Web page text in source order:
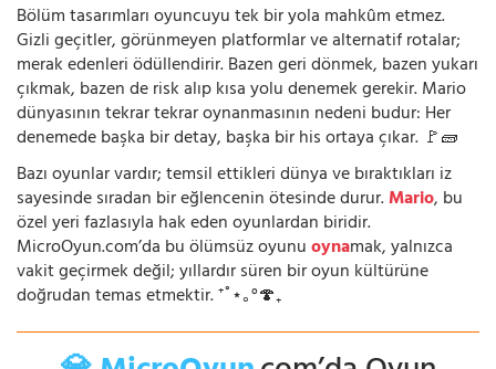
Bölüm tasarımları oyuncuyu tek bir yola mahkûm etmez.
Gizli geçitler, görünmeyen platformlar ve alternatif rotalar;
merak edenleri ödüllendirir. Bazen geri dönmek, bazen yukarı
çıkmak, bazen de risk alıp kısa yolu denemek gerekir. Mario
dünyasının tekrar tekrar oynanmasının nedeni budur: Her
denemede başka bir detay, başka bir his ortaya çıkar. 🚩🧱
Bazı oyunlar vardır; temsil ettikleri dünya ve bıraktıkları iz
sayesinde sıradan bir eğlencenin ötesinde durur.Mario, bu
özel yeri fazlasıyla hak eden oyunlardan biridir.
MicroOyun.com’da bu ölümsüz oyunuoynamak, yalnızca
vakit geçirmek değil; yıllardır süren bir oyun kültürüne
doğrudan temas etmektir. ⁺˚⋆｡°🍄₊